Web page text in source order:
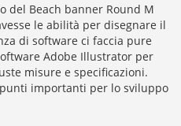
del Beach banner Round M
le abilità per disegnare il
di software ci faccia pure
Adobe Illustrator per
misure e specificazioni.
importanti per lo sviluppo